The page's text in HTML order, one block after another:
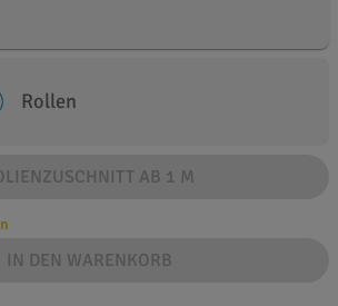
Rollen
AB 1 M
IN DEN WARENKORB